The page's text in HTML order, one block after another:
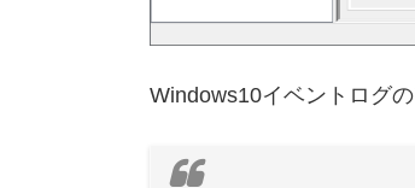
Windows10イベントログ